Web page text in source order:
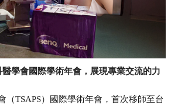
學會國際學術年會，展現專業交流的力
（TSAPS）國際學術年會，首次移師至台